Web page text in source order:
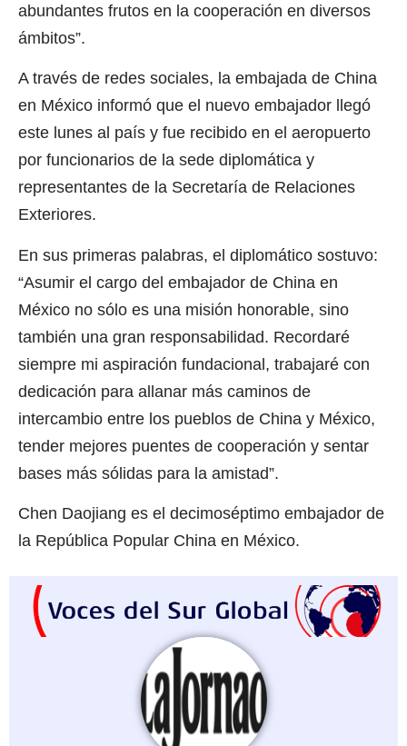
abundantes frutos en la cooperación en diversos
ámbitos”.
A través de redes sociales, la embajada de China
en México informó que el nuevo embajador llegó
este lunes al país y fue recibido en el aeropuerto
por funcionarios de la sede diplomática y
representantes de la Secretaría de Relaciones
Exteriores.
En sus primeras palabras, el diplomático sostuvo:
“Asumir el cargo del embajador de China en
México no sólo es una misión honorable, sino
también una gran responsabilidad. Recordaré
siempre mi aspiración fundacional, trabajaré con
dedicación para allanar más caminos de
intercambio entre los pueblos de China y México,
tender mejores puentes de cooperación y sentar
bases más sólidas para la amistad”.
Chen Daojiang es el decimoséptimo embajador de
la República Popular China en México.